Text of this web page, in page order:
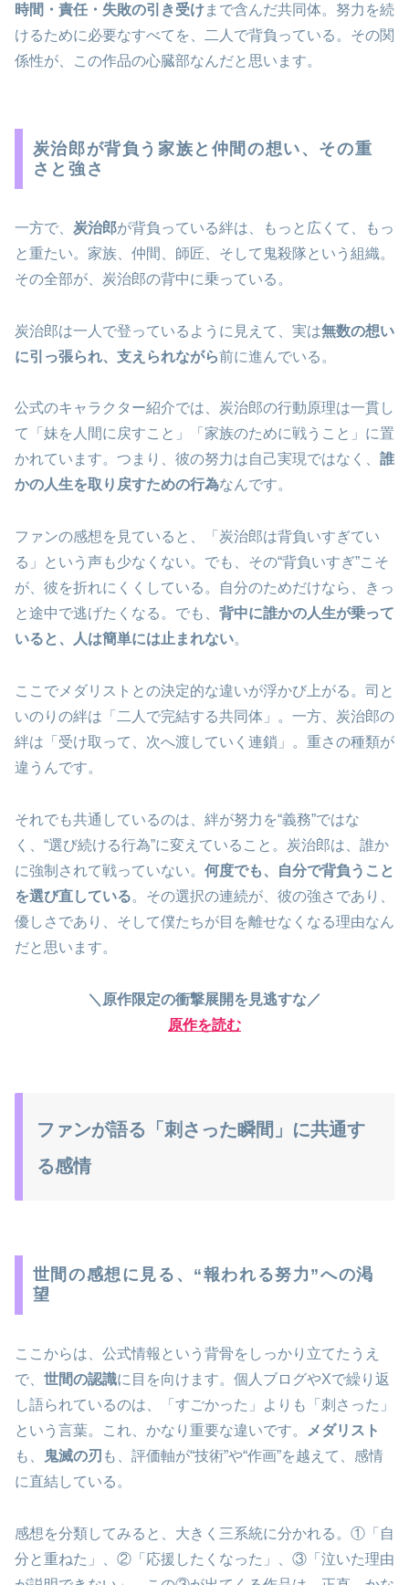
時間・責任・失敗の引き受けまで含んだ共同体。努力を続
けるために必要なすべてを、二人で背負っている。その関
係性が、この作品の心臓部なんだと思います。
炭治郎が背負う家族と仲間の想い、その重
さと強さ
一方で、 炭治郎が背負っている絆は、もっと広くて、もっ
と重たい。家族、仲間、師匠、そして鬼殺隊という組織。
その全部が、炭治郎の背中に乗っている。
炭治郎は一人で登っているように見えて、実は無数の想い
に引っ張られ、支えられながら前に進んでいる。
公式のキャラクター紹介では、炭治郎の行動原理は一貫し
て「妹を人間に戻すこと」「家族のために戦うこと」に置
かれています。つまり、彼の努力は自己実現ではなく、 誰
かの人生を取り戻すための行為なんです。
ファンの感想を見ていると、「炭治郎は背負いすぎてい
る」という声も少なくない。でも、その“背負いすぎ”こそ
が、彼を折れにくくしている。自分のためだけなら、きっ
と途中で逃げたくなる。でも、 背中に誰かの人生が乗って
いると、人は簡単には止まれない。
ここでメダリストとの決定的な違いが浮かび上がる。司と
いのりの絆は「二人で完結する共同体」。一方、炭治郎の
絆は「受け取って、次へ渡していく連鎖」。重さの種類が
違うんです。
それでも共通しているのは、絆が努力を“義務”ではな
く、“選び続ける行為”に変えていること。炭治郎は、誰か
に強制されて戦っていない。 何度でも、自分で背負うこと
を選び直している。その選択の連続が、彼の強さであり、
優しさであり、そして僕たちが目を離せなくなる理由なん
だと思います。
＼原作限定の衝撃展開を見逃すな／
原作を読む
ファンが語る「刺さった瞬間」に共通す
る感情
世間の感想に見る、“報われる努力”への渇
望
ここからは、公式情報という背骨をしっかり立てたうえ
で、 世間の認識に目を向けます。個人ブログやXで繰り返
し語られているのは、「すごかった」よりも「刺さった」
という言葉。これ、かなり重要な違いです。
メダリスト
も、
鬼滅の刃 も、評価軸が“技術”や“作画”を越えて、感情
に直結している。
感想を分類してみると、大きく三系統に分かれる。①「自
分と重ねた」、②「応援したくなった」、③「泣いた理由